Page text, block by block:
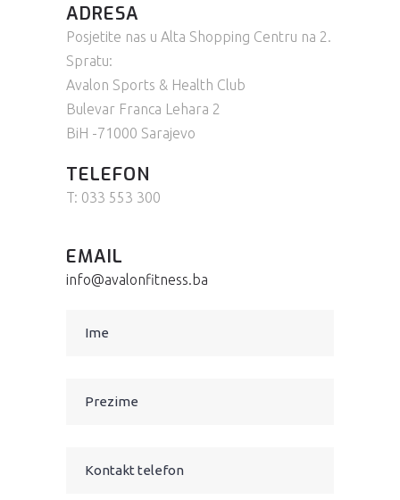
ADRESA
Posjetite nas u Alta Shopping Centru na 2.
Spratu:
Avalon Sports & Health Club
Bulevar Franca Lehara 2
BiH -71000 Sarajevo
TELEFON
T: 033 553 300
EMAIL
info@avalonfitness.ba